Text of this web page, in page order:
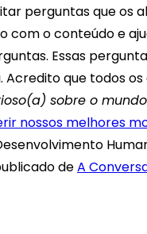
perguntas que os
o conteúdo e
Essas
que todos
sobre o
nossos melhores
deA